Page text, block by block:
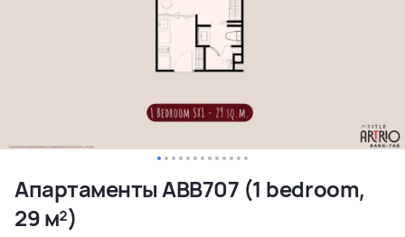
Апартаменты ABB707 (1 bedroom,
29 м²)